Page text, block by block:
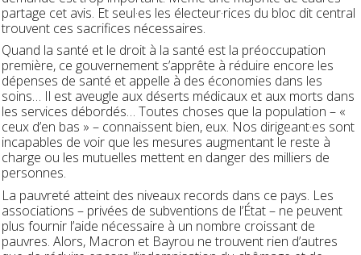
partage cet avis. Et seul·es les électeur·rices du bloc dit central
trouvent ces sacrifices nécessaires.
Quand la santé et le droit à la santé est la préoccupation
première, ce gouvernement s’apprête à réduire encore les
dépenses de santé et appelle à des économies dans les
soins… Il est aveugle aux déserts médicaux et aux morts dans
les services débordés… Toutes choses que la population – «
ceux d’en bas » – connaissent bien, eux. Nos dirigeant·es sont
incapables de voir que les mesures augmentant le reste à
charge ou les mutuelles mettent en danger des milliers de
personnes.
La pauvreté atteint des niveaux records dans ce pays. Les
associations – privées de subventions de l’État – ne peuvent
plus fournir l’aide nécessaire à un nombre croissant de
pauvres. Alors, Macron et Bayrou ne trouvent rien d’autres